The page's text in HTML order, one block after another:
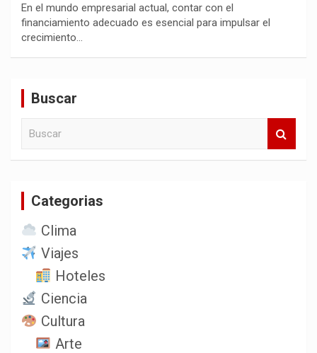
En el mundo empresarial actual, contar con el
financiamiento adecuado es esencial para impulsar el
crecimiento…
Buscar
Categorias
Clima
Viajes
Hoteles
Ciencia
Cultura
Arte